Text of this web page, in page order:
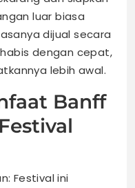
luar biasa
dijual secara
dengan cepat,
lebih awal.
Banff
Festival ini